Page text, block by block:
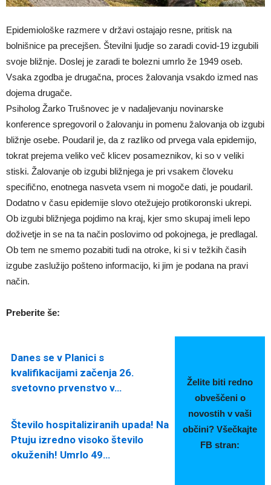
Epidemiološke razmere v državi ostajajo resne, pritisk na
bolnišnice pa precejšen. Številni ljudje so zaradi covid-19 izgubili
svoje bližnje. Doslej je zaradi te bolezni umrlo že 1949 oseb.
Vsaka zgodba je drugačna, proces žalovanja vsakdo izmed nas
dojema drugače.
Psiholog Žarko Trušnovec je v nadaljevanju novinarske
konference spregovoril o žalovanju in pomenu žalovanja ob izgubi
bližnje osebe. Poudaril je, da z razliko od prvega vala epidemijo,
tokrat prejema veliko več klicev posameznikov, ki so v veliki
stiski. Žalovanje ob izgubi bližnjega je pri vsakem človeku
specifično, enotnega nasveta vsem ni mogoče dati, je poudaril.
Dodatno v času epidemije slovo otežujejo protikoronski ukrepi.
Ob izgubi bližnjega pojdimo na kraj, kjer smo skupaj imeli lepo
doživetje in se na ta način poslovimo od pokojnega, je predlagal.
Ob tem ne smemo pozabiti tudi na otroke, ki si v težkih časih
izgube zaslužijo pošteno informacijo, ki jim je podana na pravi
način.
Preberite še:
Danes se v Planici s
kvalifikacijami začenja 26.
svetovno prvenstvo v…
Želite biti redno
obveščeni o
novostih v vaši
občini? Všečkajte
FB stran:
Število hospitaliziranih upada! Na
Ptuju izredno visoko število
okuženih! Umrlo 49…